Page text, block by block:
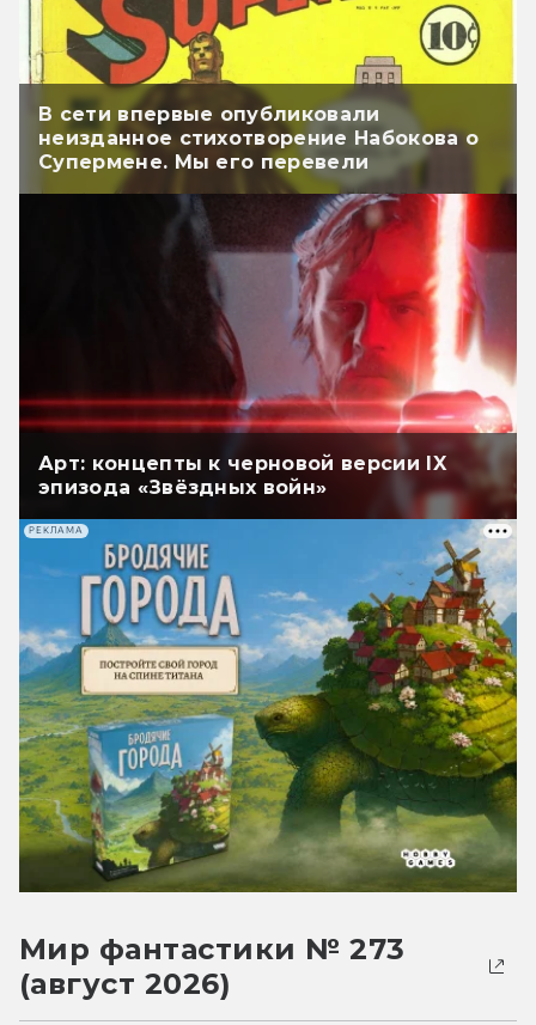
В сети впервые опубликовали
неизданное стихотворение Набокова о
Супермене. Мы его перевели
Арт: концепты к черновой версии IX
эпизода «Звёздных войн»
РЕКЛАМА
Мир фантастики № 273
(август 2026)